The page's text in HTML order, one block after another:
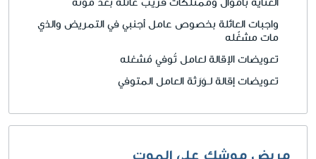
العناية بأموال وممتلكات قريب عائلة بعد موته
واجبات العائلة بخصوص عامل أجنبي في التمريض والذي
مات مشغّله
تعويضات الإقالة لعامل تُوفي مُشغله
تعويضات إقالة لـوَرَثة العامل المتوفي
مريض موشِك على الموت